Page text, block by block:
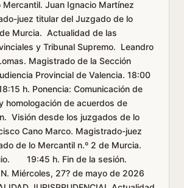
Juan Ignacio Martínez
juez titular del Juzgado de lo
Murcia. Actualidad de las
y Tribunal Supremo. Leandro
Magistrado de la Sección
Provincial de Valencia. 18:00
h. Ponencia: Comunicación de
homologación de acuerdos de
Visión desde los juzgados de lo
Cano Marco. Magistrado-juez
de lo Mercantil n.º 2 de Murcia.
19:45 h. Fin de la sesión.
Miércoles, 27? de mayo de 2026